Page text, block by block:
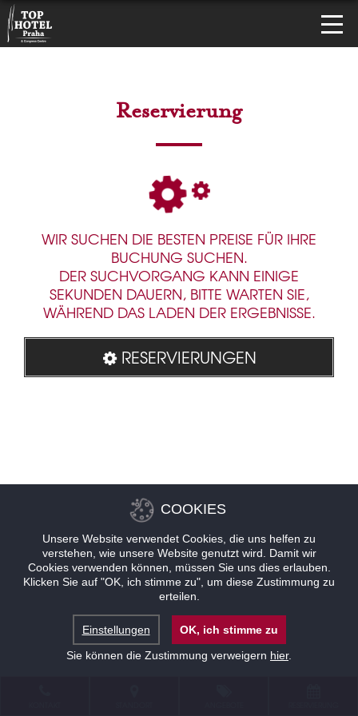
Reservierung
WIR SUCHEN DIE BESTEN PREISE FÜR IHRE
BUCHUNG SUCHEN.
DER SUCHVORGANG KANN EINIGE
SEKUNDEN DAUERN, BITTE WARTEN SIE,
WÄHREND DAS LADEN DER ERGEBNISSE.
RESERVIERUNGEN
COOKIES
Unsere Website verwendet Cookies, die uns helfen zu
verstehen, wie unsere Website genutzt wird. Damit wir
Cookies verwenden können, müssen Sie uns dies erlauben.
Klicken Sie auf "OK, ich stimme zu", um diese Zustimmung zu
erteilen.
Einstellungen
OK, ich stimme zu
Sie können die Zustimmung verweigern hier.